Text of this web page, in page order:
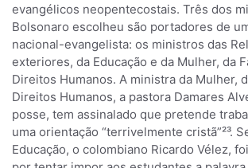
evangélicos neopentecostais. Três dos
Bolsonaro escolheu são portadores de
nacional-evangelista: os ministros das
exteriores, da Educação e da Mulher, da
Direitos Humanos. A ministra da Mulher,
Direitos Humanos, a pastora Damares
posse, tem assinalado que pretende
uma orientação “terrivelmente cristã”²³.
Educação, o colombiano Ricardo Vélez,